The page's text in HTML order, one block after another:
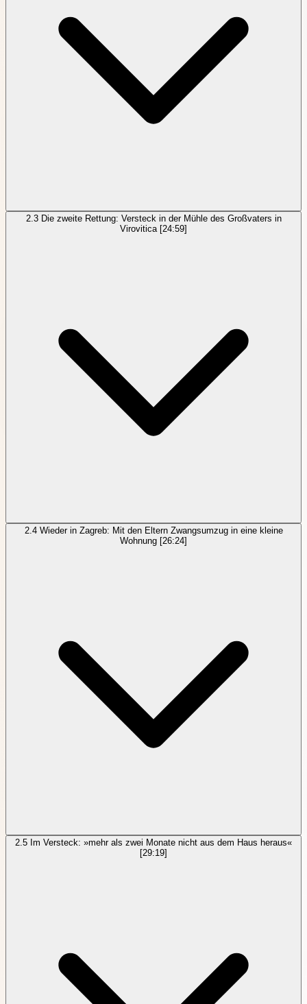
2.3 Die zweite Rettung: Versteck in der Mühle des Großvaters in
Virovitica [24:59]
2.4 Wieder in Zagreb: Mit den Eltern Zwangsumzug in eine kleine
Wohnung [26:24]
2.5 Im Versteck: »mehr als zwei Monate nicht aus dem Haus heraus«
[29:19]